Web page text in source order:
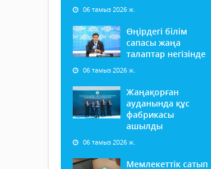
06 тамыз 2026 ж.
Өңірдегі білім
сапасы жаңа
талаптар негізінде
06 тамыз 2026 ж.
Жаңақорған
ауданында құс
фабрикасы
ашылды
06 тамыз 2026 ж.
Мемлекеттік сатып